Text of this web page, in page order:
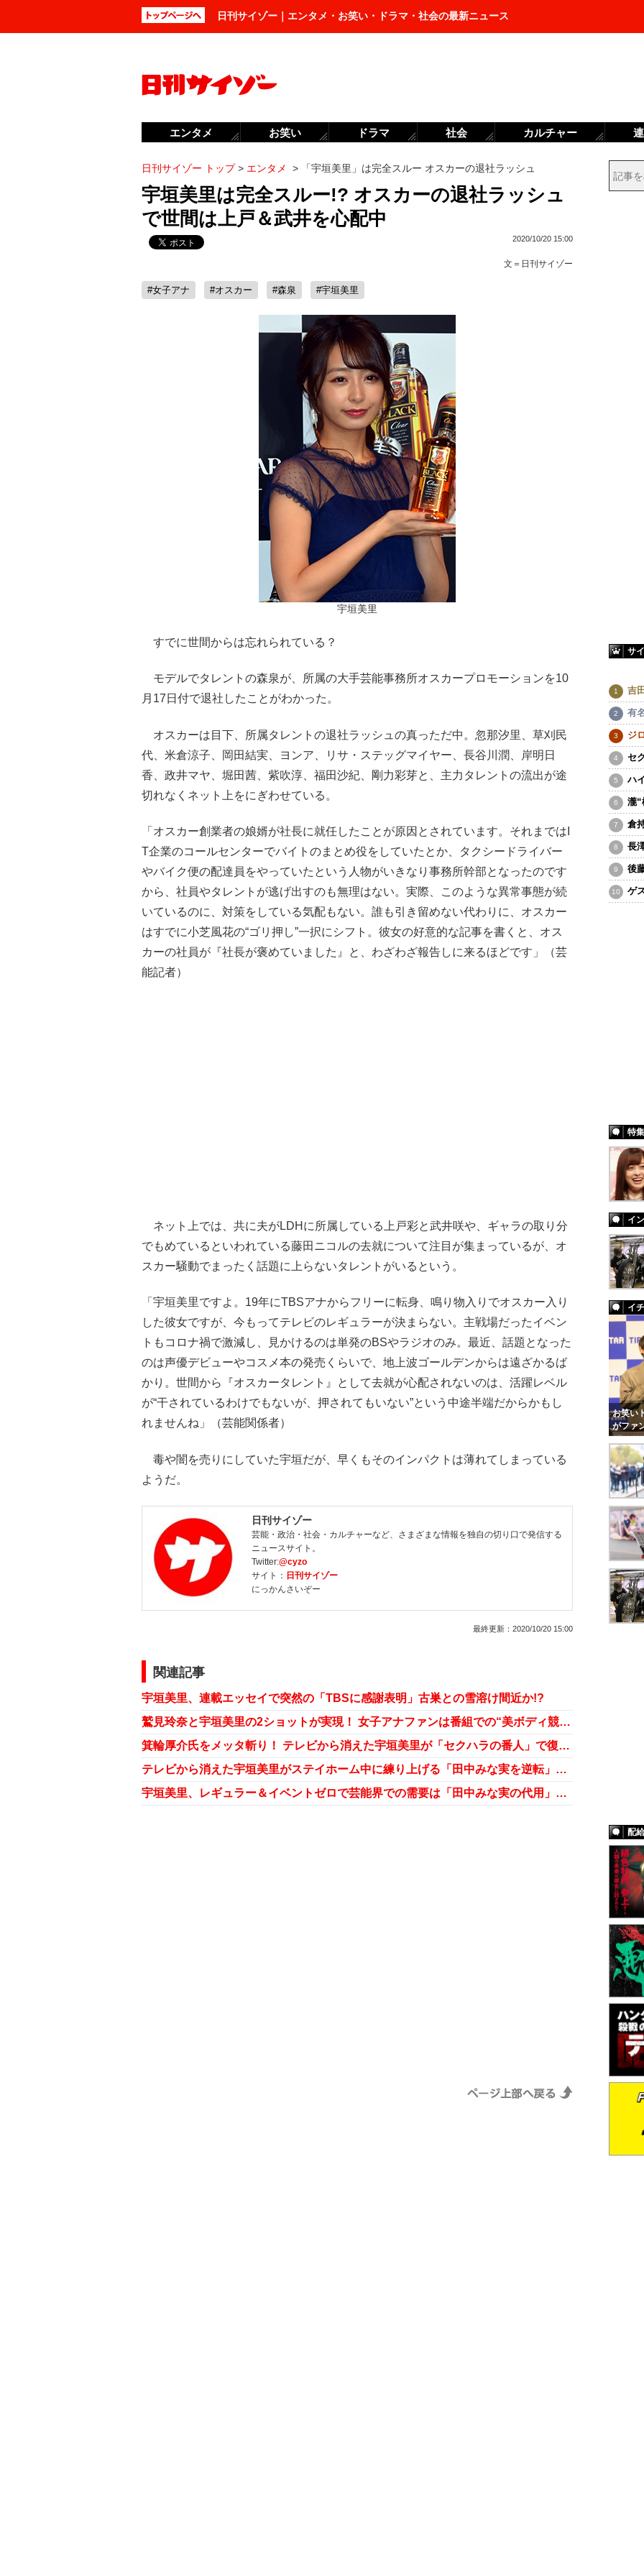
日刊サイゾー｜エンタメ・お笑い・ドラマ・社会の最新ニュース
日刊サイゾー トップ> エンタメ > 「宇垣美里」は完全スルー オスカーの退社ラッシュ
宇垣美里は完全スルー!? オスカーの退社ラッシュ
で世間は上戸＆武井を心配中
2020/10/20 15:00
文＝ 日刊サイゾー
#女子アナ #オスカー #森泉 #宇垣美里
宇垣美里
すでに世間からは忘れられている？
モデルでタレントの森泉が、所属の大手芸能事務所オスカープロモーションを10
月17日付で退社したことがわかった。
オスカーは目下、所属タレントの退社ラッシュの真っただ中。忽那汐里、草刈民
代、米倉涼子、岡田結実、ヨンア、リサ・ステッグマイヤー、長谷川潤、岸明日
香、政井マヤ、堀田茜、紫吹淳、福田沙紀、剛力彩芽と、主力タレントの流出が途
切れなくネット上をにぎわせている。
「オスカー創業者の娘婿が社長に就任したことが原因とされています。それまではI
T企業のコールセンターでバイトのまとめ役をしていたとか、タクシードライバー
やバイク便の配達員をやっていたという人物がいきなり事務所幹部となったのです
から、社員やタレントが逃げ出すのも無理はない。実際、このような異常事態が続
いているのに、対策をしている気配もない。誰も引き留めない代わりに、オスカー
はすでに小芝風花の“ゴリ押し”一択にシフト。彼女の好意的な記事を書くと、オス
カーの社員が『社長が褒めていました』と、わざわざ報告しに来るほどです」（芸
能記者）
ネット上では、共に夫がLDHに所属している上戸彩と武井咲や、ギャラの取り分
でもめているといわれている藤田ニコルの去就について注目が集まっているが、オ
スカー騒動でまったく話題に上らないタレントがいるという。
「宇垣美里ですよ。19年にTBSアナからフリーに転身、鳴り物入りでオスカー入り
した彼女ですが、今もってテレビのレギュラーが決まらない。主戦場だったイベン
トもコロナ禍で激減し、見かけるのは単発のBSやラジオのみ。最近、話題となった
のは声優デビューやコスメ本の発売くらいで、地上波ゴールデンからは遠ざかるば
かり。世間から『オスカータレント』として去就が心配されないのは、活躍レベル
が“干されているわけでもないが、押されてもいない”という中途半端だからかもし
れませんね」（芸能関係者）
毒や闇を売りにしていた宇垣だが、早くもそのインパクトは薄れてしまっている
ようだ。
日刊サイゾー
芸能・政治・社会・カルチャーなど、さまざまな情報を独自の切り口で発信する
ニュースサイト。
Twitter:@cyzo
サイト： 日刊サイゾー
にっかんさいぞー
最終更新： 2020/10/20 15:00
関連記事
宇垣美里、連載エッセイで突然の「TBSに感謝表明」古巣との雪溶け間近か!?
鷲見玲奈と宇垣美里の2ショットが実現！ 女子アナファンは番組での“美ボディ競演”を熱望
箕輪厚介氏をメッタ斬り！ テレビから消えた宇垣美里が「セクハラの番人」で復活か
テレビから消えた宇垣美里がステイホーム中に練り上げる「田中みな実を逆転」秘策
宇垣美里、レギュラー＆イベントゼロで芸能界での需要は「田中みな実の代用」のみ⁉
サ
吉
有
ジ
セ
ハ
瀧“
倉
長
後
ゲ
特集
イ
イ
お笑い
がファ
配
エンタメ お笑い ドラマ 社会 カルチャー